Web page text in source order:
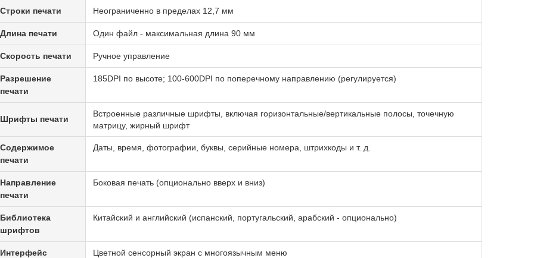
Строки печати Неограниченно в пределах 12,7 мм
Длина печати Один файл - максимальная длина 90 мм
Скорость печати Ручное управление
Разрешение
печати
185DPI по высоте; 100-600DPI по поперечному направлению (регулируется)
Шрифты печати
Встроенные различные шрифты, включая горизонтальные/вертикальные полосы, точечную
матрицу, жирный шрифт
Содержимое
печати
Даты, время, фотографии, буквы, серийные номера, штрихкоды и т. д.
Направление
печати
Боковая печать (опционально вверх и вниз)
Библиотека
шрифтов
Китайский и английский (испанский, португальский, арабский - опционально)
Интерфейс
Цветной сенсорный экран с многоязычным меню